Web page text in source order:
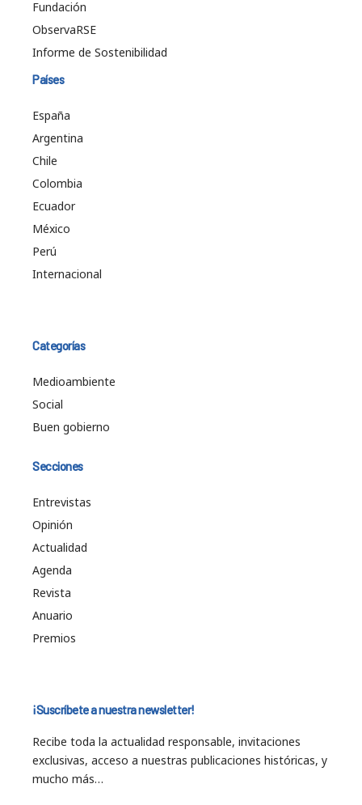
Fundación
ObservaRSE
Informe de Sostenibilidad
Países
España
Argentina
Chile
Colombia
Ecuador
México
Perú
Internacional
Categorías
Medioambiente
Social
Buen gobierno
Secciones
Entrevistas
Opinión
Actualidad
Agenda
Revista
Anuario
Premios
¡Suscríbete a nuestra newsletter!
Recibe toda la actualidad responsable, invitaciones
exclusivas, acceso a nuestras publicaciones históricas, y
mucho más…